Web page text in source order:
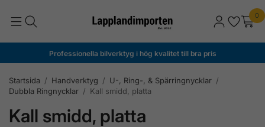
0
Professionella bilverktyg i hög kvalitet till bra pris
Startsida / Handverktyg / U-, Ring-, & Spärringnycklar /
Dubbla Ringnycklar / Kall smidd, platta
Kall smidd, platta